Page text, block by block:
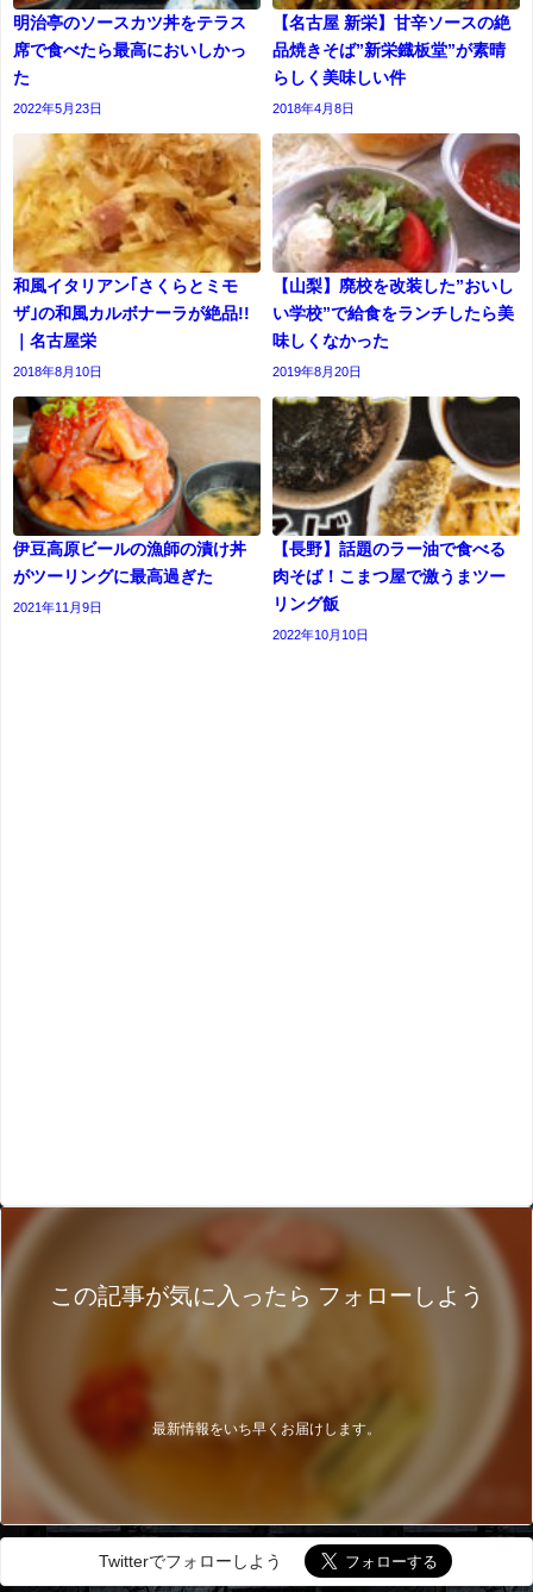
明治亭のソースカツ丼をテラス
席で食べたら最高においしかっ
た
2022年5月23日
【名古屋 新栄】甘辛ソースの絶
品焼きそば”新栄鐡板堂”が素晴
らしく美味しい件
2018年4月8日
和風イタリアン｢さくらとミモ
ザ｣の和風カルボナーラが絶品!!
｜名古屋栄
2018年8月10日
【山梨】廃校を改装した”おいし
い学校”で給食をランチしたら美
味しくなかった
2019年8月20日
伊豆高原ビールの漁師の漬け丼
がツーリングに最高過ぎた
2021年11月9日
【長野】話題のラー油で食べる
肉そば！こまつ屋で激うまツー
リング飯
2022年10月10日
この記事が気に入ったら フォローしよう
最新情報をいち早くお届けします。
Twitterでフォローしよう